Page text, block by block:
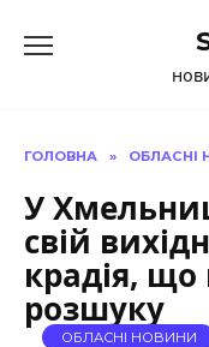
до
ГОЛОВНА » ОБЛАСНІ
У
свій
крадія, що
розшуку
ОБЛАСНІ НОВИНИ